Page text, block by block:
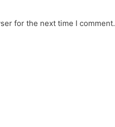
for the next time I comment.